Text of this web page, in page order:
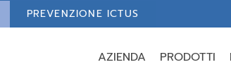
PREVENZIONE ICTUS
AZIENDA PRODOTTI